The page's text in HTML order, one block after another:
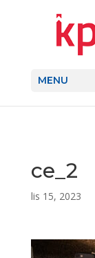
MENU
ce_2
lis 15, 2023